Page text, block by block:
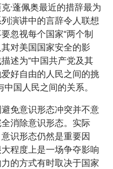
·蓬佩奥最近的措辞最为
演讲中的言辞令人联想
忽视每个国家“两个制
其对美国国家安全的影
述为“中国共产党及其
好自由的人民之间的挑
国人民之间的关系。
免意识形态冲突并不意
消除意识形态。实际
识形态仍然是重要因
程度上是一场争夺影响
的方式有时取决于国家